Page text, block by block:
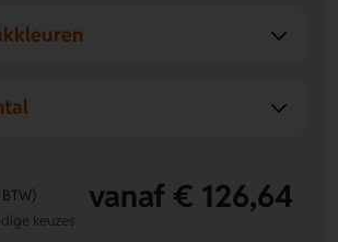
vanaf € 126,64
keuzes